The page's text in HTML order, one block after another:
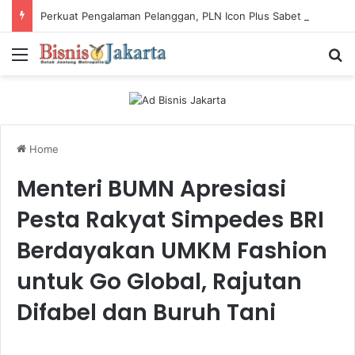
Menu
Home
Menteri BUMN Apresiasi
Pesta Rakyat Simpedes BRI
Berdayakan UMKM Fashion
untuk Go Global, Rajutan
Difabel dan Buruh Tani